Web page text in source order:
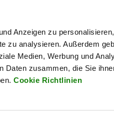
Anzeigen zu
zu analysieren. Außerdem
Medien, Werbung und
Daten zusammen, die Sie
Cookie Richtlinien
à intervalles réguliers.
de base Forme